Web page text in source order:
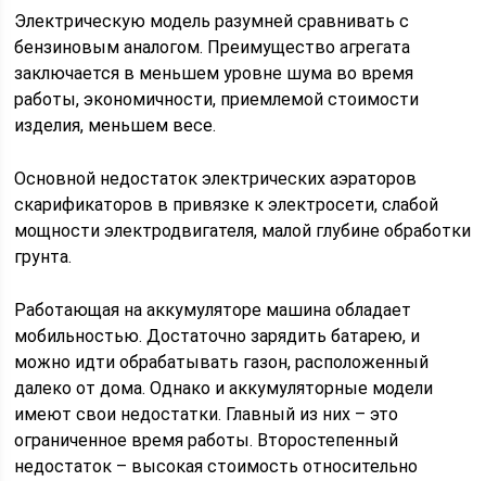
Электрическую модель разумней сравнивать с
бензиновым аналогом. Преимущество агрегата
заключается в меньшем уровне шума во время
работы, экономичности, приемлемой стоимости
изделия, меньшем весе.
Основной недостаток электрических аэраторов
скарификаторов в привязке к электросети, слабой
мощности электродвигателя, малой глубине обработки
грунта.
Работающая на аккумуляторе машина обладает
мобильностью. Достаточно зарядить батарею, и
можно идти обрабатывать газон, расположенный
далеко от дома. Однако и аккумуляторные модели
имеют свои недостатки. Главный из них – это
ограниченное время работы. Второстепенный
недостаток – высокая стоимость относительно